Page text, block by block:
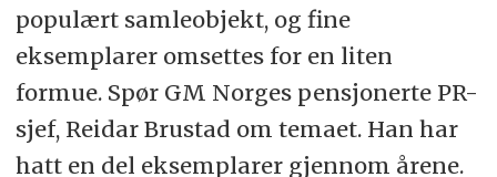
populært samleobjekt, og fine
eksemplarer omsettes for en liten
formue. Spør GM Norges pensjonerte PR-
sjef, Reidar Brustad om temaet. Han har
hatt en del eksemplarer gjennom årene.